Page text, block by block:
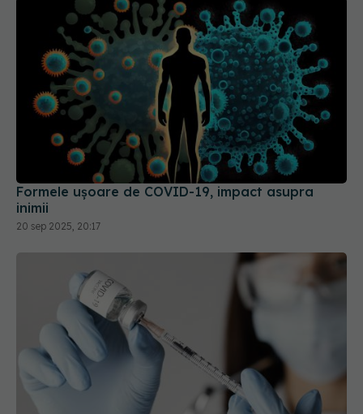
Formele ușoare de COVID-19, impact asupra
inimii
20 sep 2025, 20:17